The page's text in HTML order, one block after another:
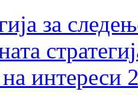
за
интереси